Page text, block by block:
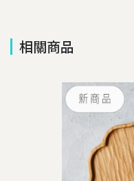
相關商品